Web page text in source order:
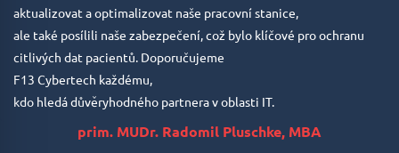
aktualizovat a optimalizovat naše pracovní stanice,
ale také posílili naše zabezpečení, což bylo klíčové pro ochranu
citlivých dat pacientů. Doporučujeme
F13 Cybertech každému,
kdo hledá důvěryhodného partnera v oblasti IT.
prim. MUDr. Radomil Pluschke, MBA